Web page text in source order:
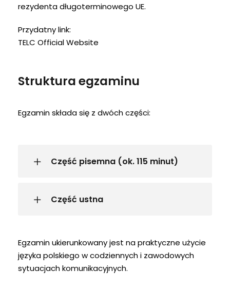
rezydenta długoterminowego UE.
Przydatny link:
TELC Official Website
Struktura egzaminu
Egzamin składa się z dwóch części:
Część pisemna (ok. 115 minut)
Część ustna
Egzamin ukierunkowany jest na praktyczne użycie
języka polskiego w codziennych i zawodowych
sytuacjach komunikacyjnych.